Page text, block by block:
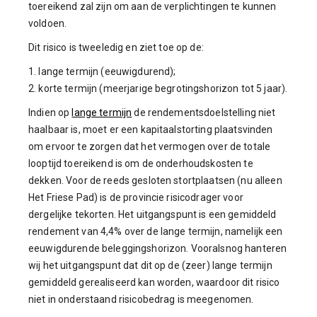
toereikend zal zijn om aan de verplichtingen te kunnen
voldoen.
Dit risico is tweeledig en ziet toe op de:
1. lange termijn (eeuwigdurend);
2. korte termijn (meerjarige begrotingshorizon tot 5 jaar).
Indien op lange termijn de rendementsdoelstelling niet
haalbaar is, moet er een kapitaalstorting plaatsvinden
om ervoor te zorgen dat het vermogen over de totale
looptijd toereikend is om de onderhoudskosten te
dekken. Voor de reeds gesloten stortplaatsen (nu alleen
Het Friese Pad) is de provincie risicodrager voor
dergelijke tekorten. Het uitgangspunt is een gemiddeld
rendement van 4,4% over de lange termijn, namelijk een
eeuwigdurende beleggingshorizon. Vooralsnog hanteren
wij het uitgangspunt dat dit op de (zeer) lange termijn
gemiddeld gerealiseerd kan worden, waardoor dit risico
niet in onderstaand risicobedrag is meegenomen.